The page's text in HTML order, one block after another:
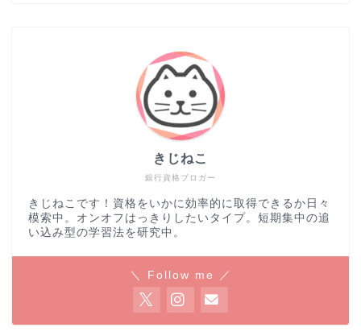
銀行資格ブロガー
きじねこ
きじねこです！資格をいかに効率的に取得できるか日々
模索中。オンオフはっきりしたいタイプ。短期集中の追
い込み型の学習法を研究中。
＼ Follow me ／